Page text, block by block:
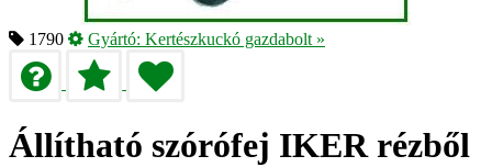
1790 Gyártó: Kertészkuckó gazdabolt »
Állítható szórófej IKER rézből